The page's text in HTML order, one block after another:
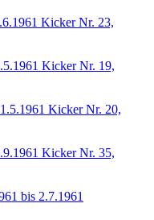
Kicker Nr. 23,
Kicker Nr. 19,
Kicker Nr. 20,
Kicker Nr. 35,